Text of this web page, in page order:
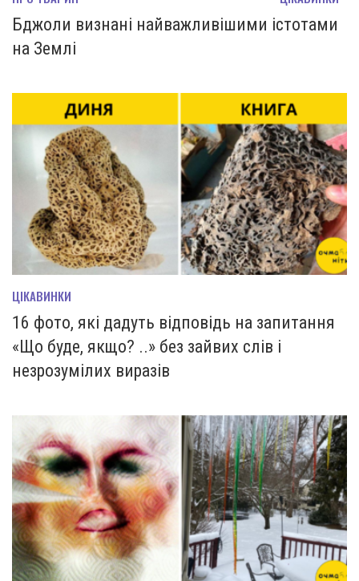
Бджоли визнані найважливішими істотами
на Землі
ЦІКАВИНКИ
16 фото, які дадуть відповідь на запитання
«Що буде, якщо? ..» без зайвих слів і
незрозумілих виразів